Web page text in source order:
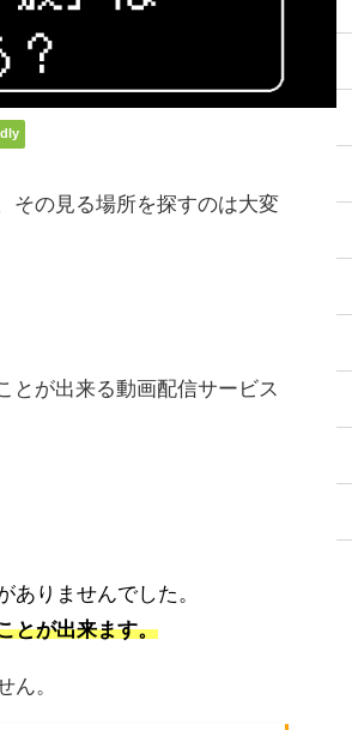
その見る場所を探すのは大変
とが出来る動画配信サービス
ありませんでした。
とが出来ます。
ん。